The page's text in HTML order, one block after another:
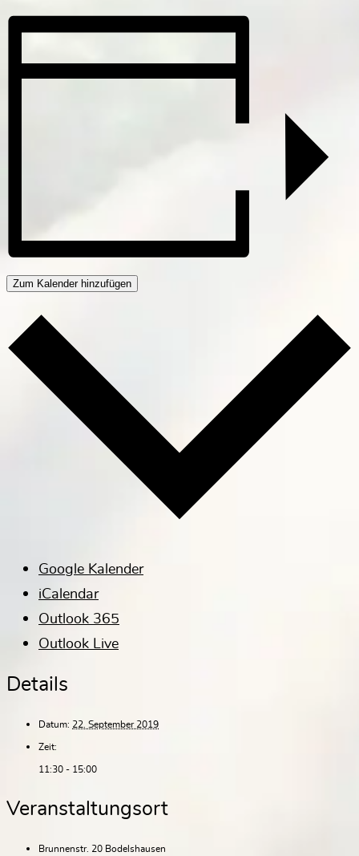
Zum Kalender hinzufügen
Google Kalender
iCalendar
Outlook 365
Outlook Live
Details
Datum: 22. September 2019
Zeit:
11:30 - 15:00
Veranstaltungsort
Brunnenstr. 20 Bodelshausen